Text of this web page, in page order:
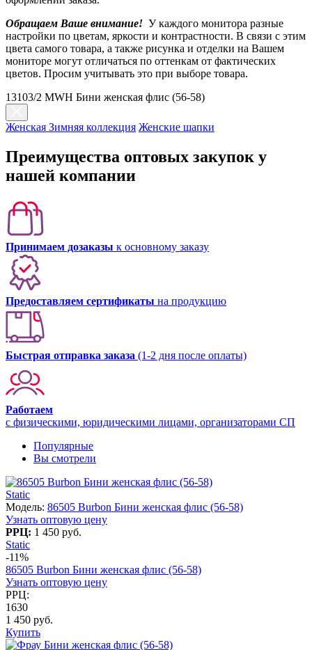
Обращаем Ваше внимание! У каждого монитора разные
настройки по цветам, яркости и контрастности. В связи с этим
цвета самого товара, а также рисунка и отделки на Вашем
мониторе могут отличаться по оттенкам от фактических
цветов. Просим учитывать это при выборе товара.
13103/2 MWH Бини женская флис (56-58)
Женская Зимняя коллекция Женские шапки
Преимущества оптовых закупок у
нашей компании
Принимаем дозаказы к основному заказу
Предоставляем сертификаты на продукцию
Быстрая отправка заказа (1-2 дня после оплаты)
Работаем
с физическими, юридическими лицами, организаторами СП
Популярные
Вы смотрели
Static
Модель: 86505 Burbon Бини женская флис (56-58)
Узнать оптовую цену
РРЦ: 1 450 руб.
Static
-11%
86505 Burbon Бини женская флис (56-58)
Узнать оптовую цену
РРЦ:
1630
1 450 руб.
Купить